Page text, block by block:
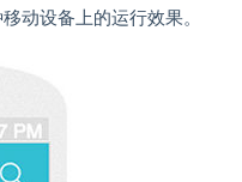
动设备上的运行效果。